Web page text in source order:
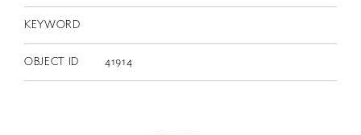
KEYWORD
OBJECT ID 41914